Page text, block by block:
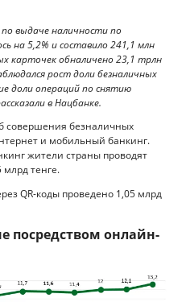
выдаче наличности по
на 5,2% и составило 241,1 млн
карточек обналичено 23,1 трлн
рост доли безналичных
доли операций по снятию
в Нацбанке.
совершения безналичных
и мобильный банкинг.
жители страны проводят
тенге.
QR-коды проведено 1,05 млрд
посредством онлайн-